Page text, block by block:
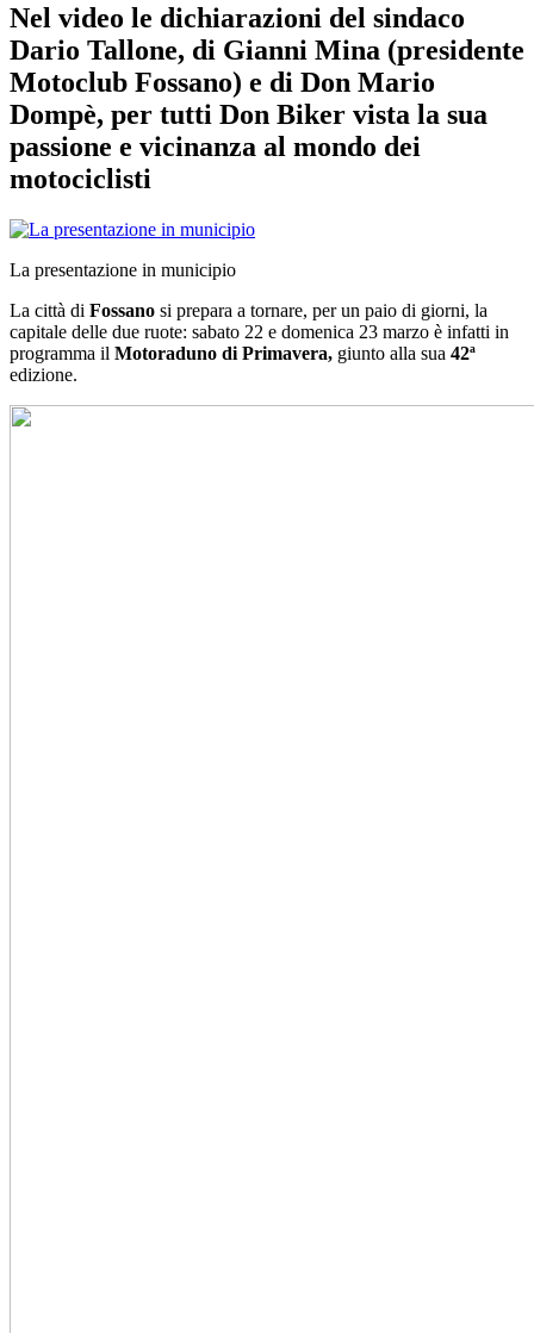
Nel video le dichiarazioni del sindaco
Dario Tallone, di Gianni Mina (presidente
Motoclub Fossano) e di Don Mario
Dompè, per tutti Don Biker vista la sua
passione e vicinanza al mondo dei
motociclisti
La presentazione in municipio
La città di Fossano si prepara a tornare, per un paio di giorni, la
capitale delle due ruote: sabato 22 e domenica 23 marzo è infatti in
programma il Motoraduno di Primavera, giunto alla sua 42ª
edizione.